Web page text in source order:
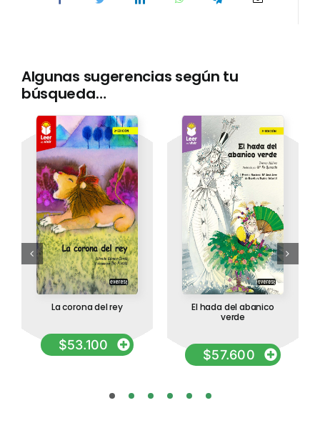
Algunas sugerencias según tu
búsqueda…
La corona del rey
$53.100
El hada del abanico
verde
$57.600